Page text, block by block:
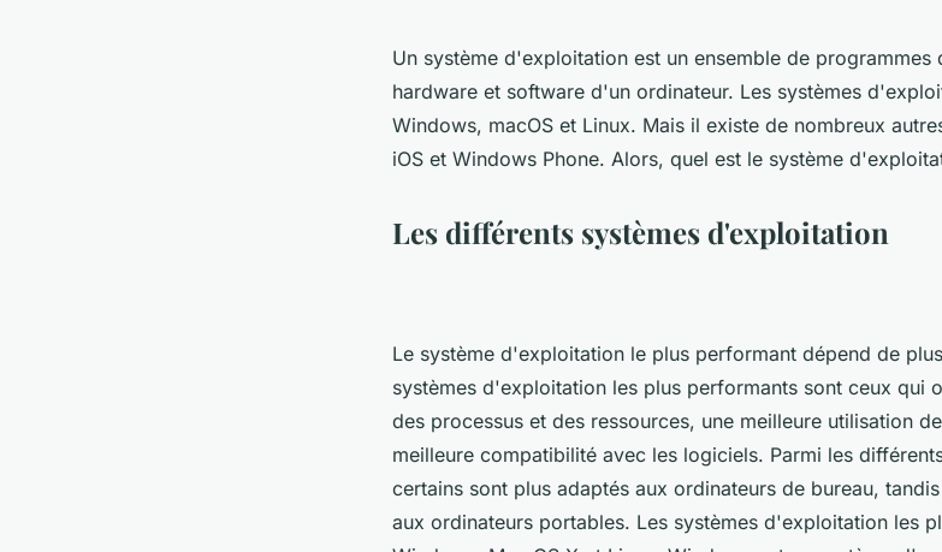
Quel est le système d'exploitation le
plus performant ?
Un système d'exploitation est un ensemble de programmes
hardware et software d'un ordinateur. Les systèmes
Windows, macOS et Linux. Mais il existe de nombreux
iOS et Windows Phone. Alors, quel est le système
Les différents systèmes d'exploitation
Le système d'exploitation le plus performant dépend de
systèmes d'exploitation les plus performants sont ceux qui
des processus et des ressources, une meilleure utilisation
meilleure compatibilité avec les logiciels. Parmi les
certains sont plus adaptés aux ordinateurs de bureau,
aux ordinateurs portables. Les systèmes d'exploitation les